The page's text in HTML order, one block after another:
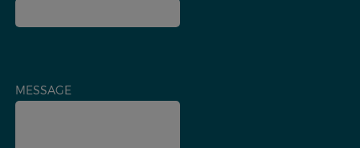
MESSAGE